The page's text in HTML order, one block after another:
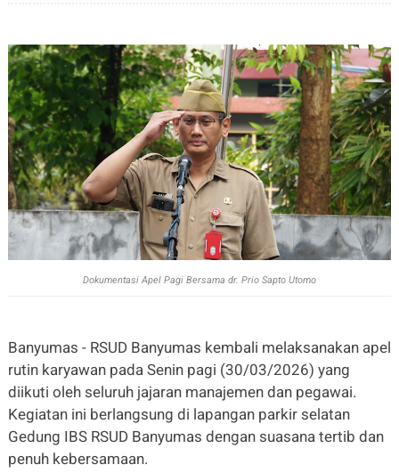
Dokumentasi Apel Pagi Bersama dr. Prio Sapto Utomo
Banyumas - RSUD Banyumas kembali melaksanakan apel
rutin karyawan pada Senin pagi (30/03/2026) yang
diikuti oleh seluruh jajaran manajemen dan pegawai.
Kegiatan ini berlangsung di lapangan parkir selatan
Gedung IBS RSUD Banyumas dengan suasana tertib dan
penuh kebersamaan.